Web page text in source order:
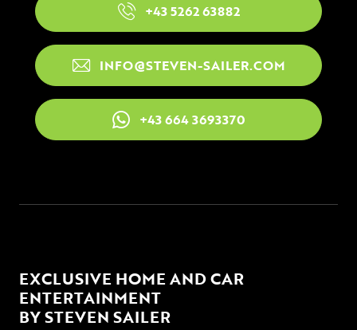
+43 5262 63882
INFO@STEVEN-SAILER.COM
+43 664 3693370
EXCLUSIVE HOME AND CAR
ENTERTAINMENT
BY STEVEN SAILER